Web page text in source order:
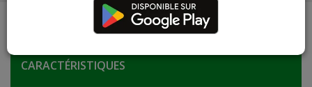
CARACTÉRISTIQUES